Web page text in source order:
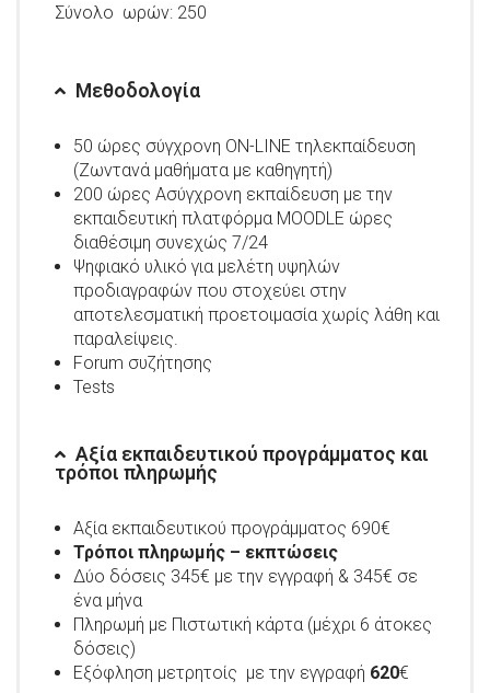
Σύνολο ωρών: 250
Μεθοδολογία
50 ώρες σύγχρονη ON-LINE τηλεκπαίδευση
(Ζωντανά μαθήματα με καθηγητή)
200 ώρες Ασύγχρονη εκπαίδευση με την
εκπαιδευτική πλατφόρμα MOODLE ώρες
διαθέσιμη συνεχώς 7/24
Ψηφιακό υλικό για μελέτη υψηλών
προδιαγραφών που στοχεύει στην
αποτελεσματική προετοιμασία χωρίς λάθη και
παραλείψεις.
Forum συζήτησης
Tests
Αξία εκπαιδευτικού προγράμματος και
τρόποι πληρωμής
Αξία εκπαιδευτικού προγράμματος 690€
Τρόποι πληρωμής – εκπτώσεις
Δύο δόσεις 345€ με την εγγραφή & 345€ σε
ένα μήνα
Πληρωμή με Πιστωτική κάρτα (μέχρι 6 άτοκες
δόσεις)
Εξόφληση μετρητοίς με την εγγραφή 620€